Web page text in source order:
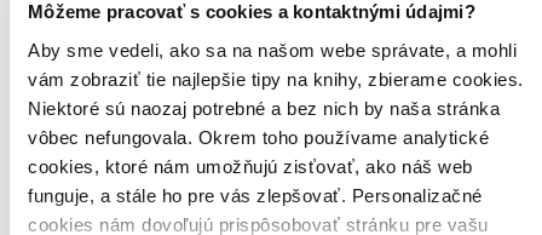
Môžeme pracovať s cookies a kontaktnými údajmi?
Aby sme vedeli, ako sa na našom webe správate, a mohli
vám zobraziť tie najlepšie tipy na knihy, zbierame cookies.
Niektoré sú naozaj potrebné a bez nich by naša stránka
vôbec nefungovala. Okrem toho používame analytické
cookies, ktoré nám umožňujú zisťovať, ako náš web
funguje, a stále ho pre vás zlepšovať. Personalizačné
cookies nám dovoľujú prispôsobovať stránku pre vašu
Bestsellery
Top hodnotené
Novinky
Najdrahšie
Najlacnejšie
Najvyššia zľava